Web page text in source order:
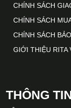
CHÍNH SÁCH
CHÍNH SÁCH
CHÍNH SÁCH
GIỚI THIỆU RITA
THÔNG